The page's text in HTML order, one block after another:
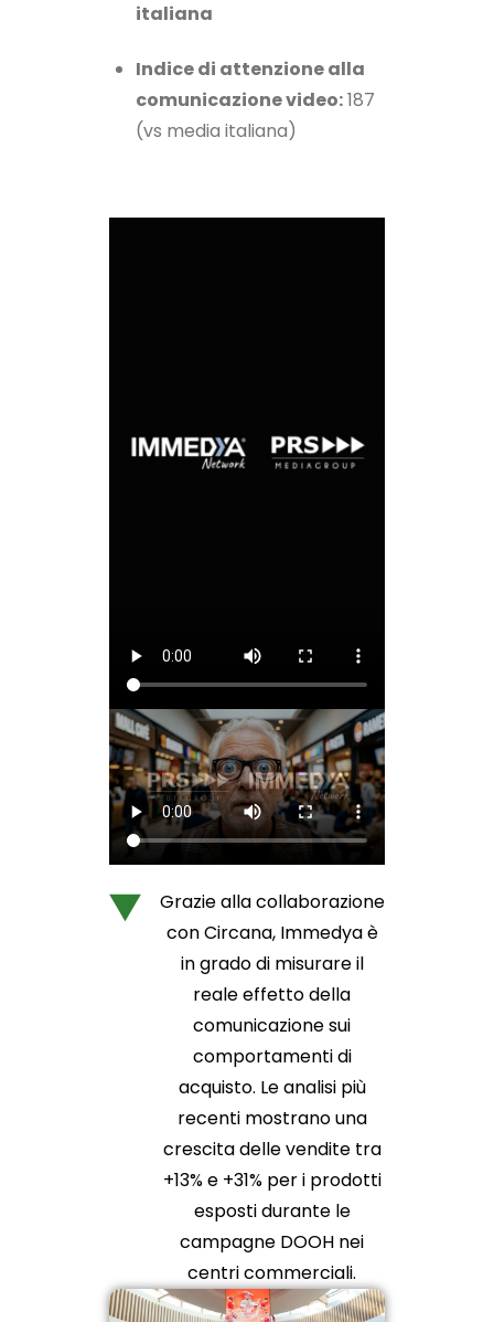
italiana
Indice di attenzione alla
comunicazione video:187
(vs media italiana)
Grazie alla collaborazione
con Circana, Immedya è
in grado di misurare il
reale effetto della
comunicazione sui
comportamenti di
acquisto. Le analisi più
recenti mostrano una
crescita delle vendite tra
+13% e +31% per i prodotti
esposti durante le
campagne DOOH nei
centri commerciali.